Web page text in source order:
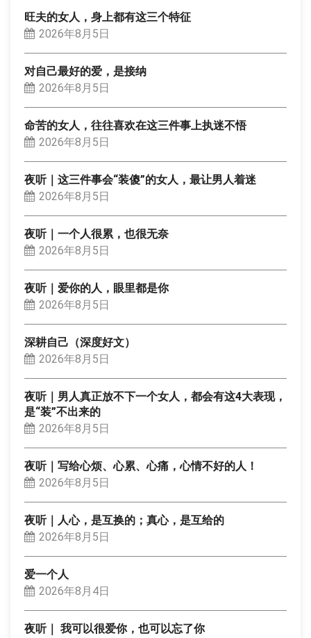
旺夫的女人，身上都有这三个特征
2026年8月5日
对自己最好的爱，是接纳
2026年8月5日
命苦的女人，往往喜欢在这三件事上执迷不悟
2026年8月5日
夜听｜这三件事会“装傻”的女人，最让男人着迷
2026年8月5日
夜听｜一个人很累，也很无奈
2026年8月5日
夜听｜爱你的人，眼里都是你
2026年8月5日
深耕自己（深度好文）
2026年8月5日
夜听｜男人真正放不下一个女人，都会有这4大表现，
是“装”不出来的
2026年8月5日
夜听｜写给心烦、心累、心痛，心情不好的人！
2026年8月5日
夜听｜人心，是互换的；真心，是互给的
2026年8月5日
爱一个人
2026年8月4日
夜听｜ 我可以很爱你，也可以忘了你